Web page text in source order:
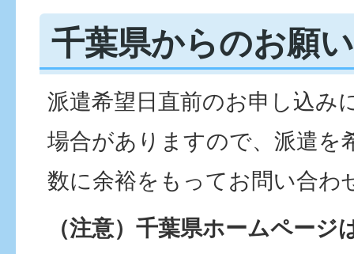
千葉県からのお願い
派遣希望日直前のお申し込み
場合がありますので、派遣を
数に余裕をもってお問い合わ
（注意）千葉県ホームページ